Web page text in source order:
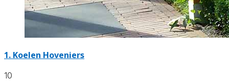
1. Koelen Hoveniers
10